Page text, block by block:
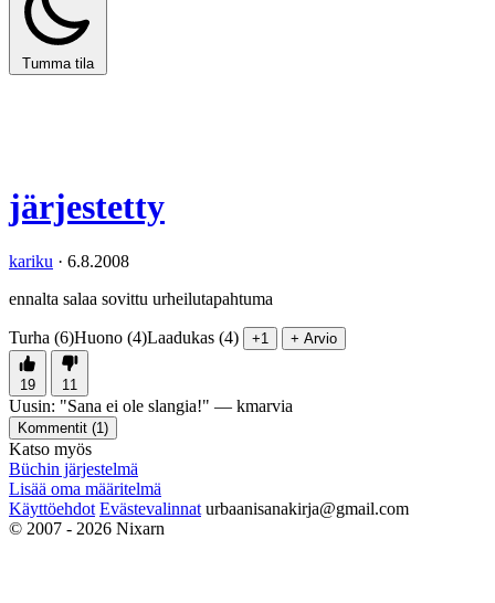
Tumma tila
järjestetty
kariku · 6.8.2008
ennalta salaa sovittu urheilutapahtuma
Turha (6)Huono (4)Laadukas (4) +1 + Arvio
19 11
Uusin: "Sana ei ole slangia!" — kmarvia
Kommentit (1 )
Katso myös
Büchin järjestelmä
Lisää oma määritelmä
Käyttöehdot Evästevalinnat urbaanisanakirja@gmail.com
© 2007 - 2026 Nixarn